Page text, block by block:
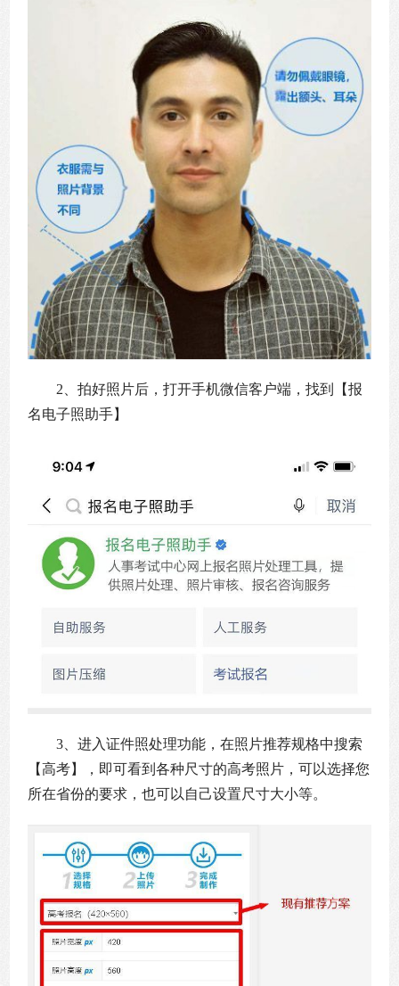
2、拍好照片后，打开手机微信客户端，找到【报
名电子照助手】
3、进入证件照处理功能，在照片推荐规格中搜索
【高考】，即可看到各种尺寸的高考照片，可以选择您
所在省份的要求，也可以自己设置尺寸大小等。